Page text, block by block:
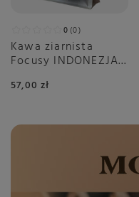
0 0
Kawa ziarnista
Focusy INDONEZJA
przelew 250g
57,00 zł